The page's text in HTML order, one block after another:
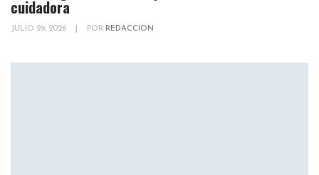
cuidadora
JULIO 29, 2026 POR REDACCION